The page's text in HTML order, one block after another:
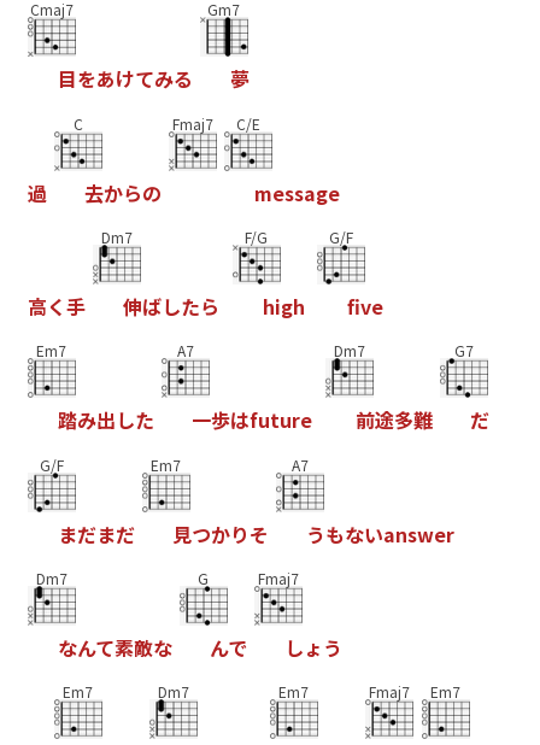
Cmaj7
目をあけてみる
Gm7
夢
過
C
去からの
Fmaj7 C/E
message
高く手
Dm7
伸ばしたら
F/G
high
G/F
fve
Em7
踏み出した
A7
一歩はfuture
Dm7
前途多難
G7
だ
G/F
まだまだ
Em7
見つかりそ
A7
うもないanswer
Dm7
なんて素敵な
G
んで
Fmaj7
しょ う
Em7 Dm7 Em7 Fmaj7 Em7